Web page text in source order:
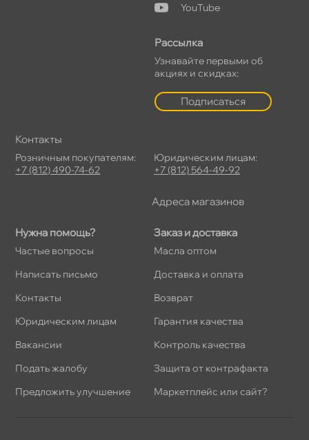
Нужна помощь?
Частые вопросы
Написать письмо
Контакты
Юридическим лицам
акансии
Подать жалобу
Предложить улучшение
Заказ и доставка
Масла оптом
Доставка и оплата
озврат
Гарантия качества
Контроль качества
Защита от контрафакта
Маркетплейс или сайт?
YouTube
Рассылка
Узнавайте первыми о
акциях и скидках:
Подписаться
Контакты
Розничным покупателям:
+7 (812) 490-74-62
Юридическим лицам:
+7 (812) 564-49-92
Адреса магазино